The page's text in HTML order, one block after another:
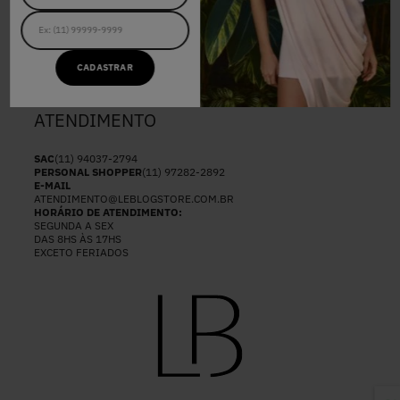
CADASTRAR
NOSSAS LOJAS
POLÍTICAS DE PRIVACIDADE
ENVIOS E ENTREGAS
#LBFRIDAY
SEJA UM REVENDEDOR
ATENDIMENTO
SAC(11) 94037-2794
PERSONAL SHOPPER(11) 97282-2892
E-MAIL
ATENDIMENTO@LEBLOGSTORE.COM.BR
HORÁRIO DE ATENDIMENTO:
SEGUNDA A SEX
DAS 8HS ÀS 17HS
EXCETO FERIADOS